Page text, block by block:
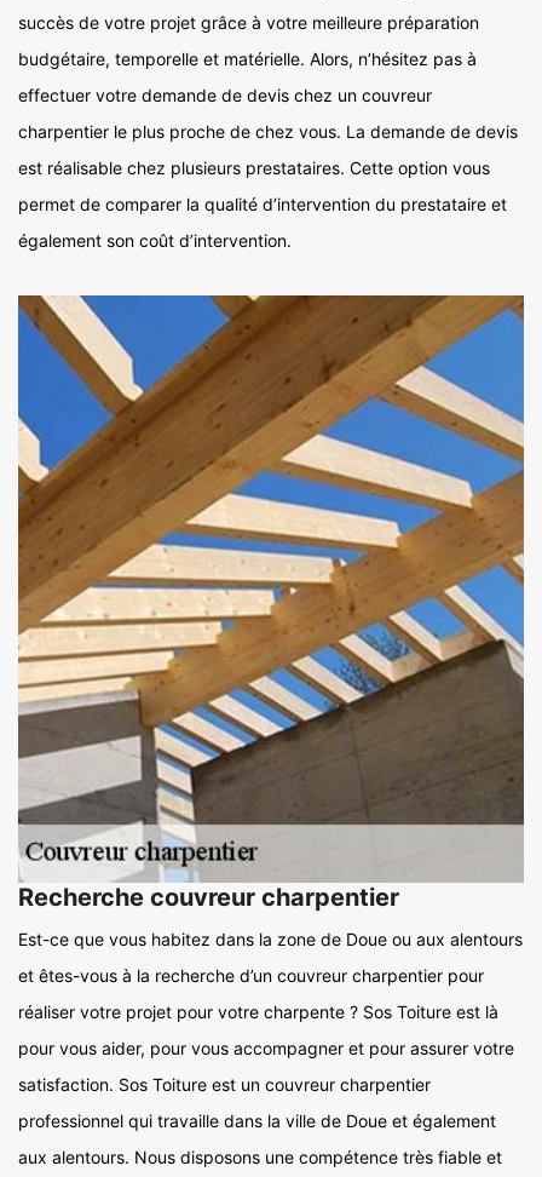
succès de votre projet grâce à votre meilleure préparation
budgétaire, temporelle et matérielle. Alors, n’hésitez pas à
effectuer votre demande de devis chez un couvreur
charpentier le plus proche de chez vous. La demande de devis
est réalisable chez plusieurs prestataires. Cette option vous
permet de comparer la qualité d’intervention du prestataire et
également son coût d’intervention.
Recherche couvreur charpentier
Est-ce que vous habitez dans la zone de Doue ou aux alentours
et êtes-vous à la recherche d’un couvreur charpentier pour
réaliser votre projet pour votre charpente ? Sos Toiture est là
pour vous aider, pour vous accompagner et pour assurer votre
satisfaction. Sos Toiture est un couvreur charpentier
professionnel qui travaille dans la ville de Doue et également
aux alentours. Nous disposons une compétence très fiable et